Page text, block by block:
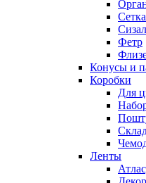
Сетка
Фетр
Конусы и
Коробки
Для
Ленты